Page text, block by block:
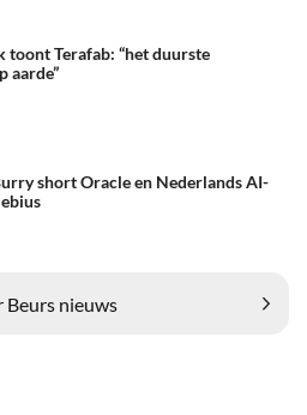
toont Terafab: “het duurste
aarde”
short Oracle en Nederlands AI-
Beurs nieuws